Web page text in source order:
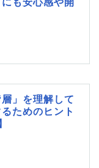
層」を理解して
ためのヒント